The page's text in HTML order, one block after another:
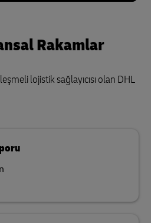
Rakamlar
lojistik sağlayıcısı olan DHL